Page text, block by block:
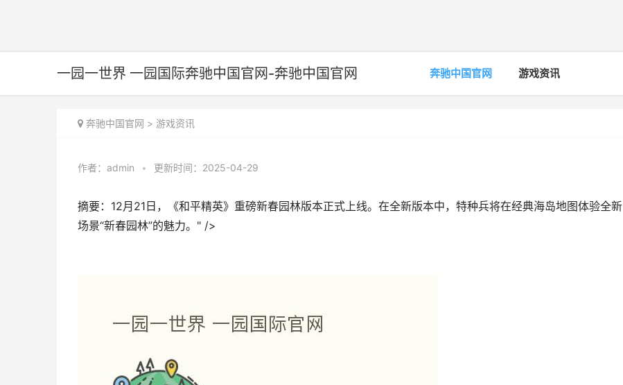
一园一世界 一园国际奔驰中国官网-奔驰中国官网 奔驰中国官网 游戏资讯
奔驰中国官网 > 游戏资讯
作者： admin • 更新时间：2025-04-29
摘要：12月21日，《和平精英》重磅新春园林版本正式上线。在全新版本中，特种兵将在经典海岛地图体验全新
场景“新春园林”的魅力。" />